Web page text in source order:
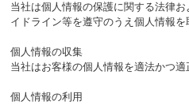
当社は個人情報の保護に関する法律
イドライン等を遵守のうえ個人情報を
個人情報の収集
当社はお客様の個人情報を適法かつ適
個人情報の利用